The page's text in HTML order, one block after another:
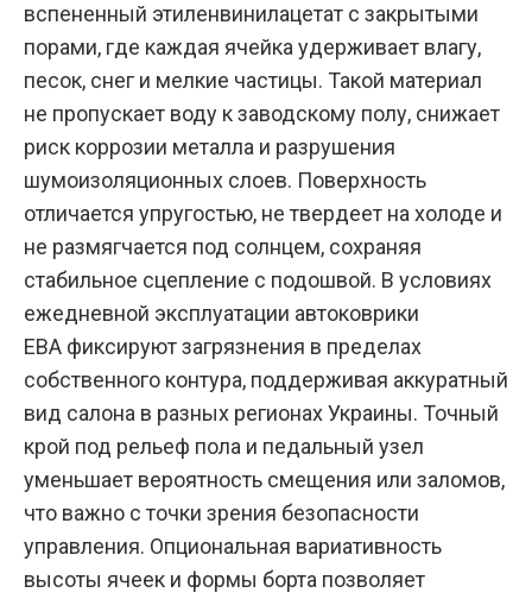
вспененный этиленвинилацетат с закрытыми
порами, где каждая ячейка удерживает влагу,
песок, снег и мелкие частицы. Такой материал
не пропускает воду к заводскому полу, снижает
риск коррозии металла и разрушения
шумоизоляционных слоев. Поверхность
отличается упругостью, не твердеет на холоде и
не размягчается под солнцем, сохраняя
стабильное сцепление с подошвой. В условиях
ежедневной эксплуатации автоковрики
ЕВА фиксируют загрязнения в пределах
собственного контура, поддерживая аккуратный
вид салона в разных регионах Украины. Точный
крой под рельеф пола и педальный узел
уменьшает вероятность смещения или заломов,
что важно с точки зрения безопасности
управления. Опциональная вариативность
высоты ячеек и формы борта позволяет